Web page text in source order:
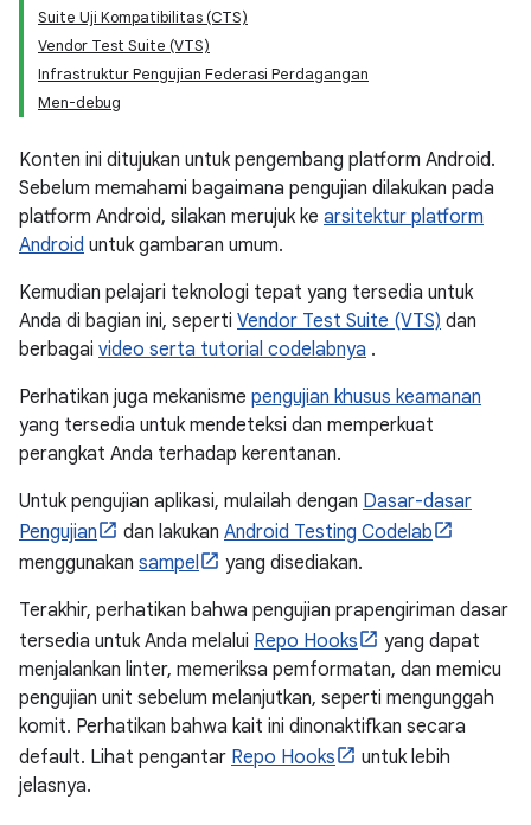
Suite Uji Kompatibilitas (CTS)
Vendor Test Suite (VTS)
Infrastruktur Pengujian Federasi Perdagangan
Men-debug
Konten ini ditujukan untuk pengembang platform Android.
Sebelum memahami bagaimana pengujian dilakukan pada
platform Android, silakan merujuk ke arsitektur platform
Android untuk gambaran umum.
Kemudian pelajari teknologi tepat yang tersedia untuk
Anda di bagian ini, seperti Vendor Test Suite (VTS) dan
berbagai video serta tutorial codelabnya .
Perhatikan juga mekanisme pengujian khusus keamanan
yang tersedia untuk mendeteksi dan memperkuat
perangkat Anda terhadap kerentanan.
Untuk pengujian aplikasi, mulailah dengan Dasar-dasar
Pengujian
dan lakukan Android Testing Codelab
menggunakan sampel
yang disediakan.
Terakhir, perhatikan bahwa pengujian prapengiriman dasar
tersedia untuk Anda melalui Repo Hooks
yang dapat
menjalankan linter, memeriksa pemformatan, dan memicu
pengujian unit sebelum melanjutkan, seperti mengunggah
komit. Perhatikan bahwa kait ini dinonaktifkan secara
default. Lihat pengantar Repo Hooks
untuk lebih
jelasnya.